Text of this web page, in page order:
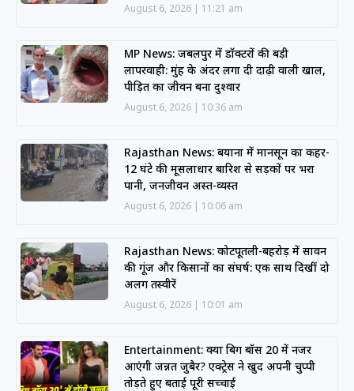
August 6, 2026 11:21 am
MP News: जबलपुर में डॉक्टरों की बड़ी
लापरवाही: मुंह के अंदर लगा दी दाढ़ी वाली खाल,
पीड़ित का जीवन बना दुश्वार
August 6, 2026 10:36 am
Rajasthan News: बयाना में मानसून का कहर-
12 घंटे की मूसलाधार बारिश से सड़कों पर भरा
पानी, जनजीवन अस्त-व्यस्त
August 6, 2026 10:06 am
Rajasthan News: कोटपूतली-बहरोड़ में सावन
की गूंज और किसानों का संघर्ष: एक साथ दिखीं दो
अलग तस्वीरें
August 6, 2026 10:01 am
Entertainment: क्या बिग बॉस 20 में नजर
आएंगी जन्नत जुबैर? एक्ट्रेस ने खुद अपनी चुप्पी
तोड़ते हुए बताई पूरी सच्चाई